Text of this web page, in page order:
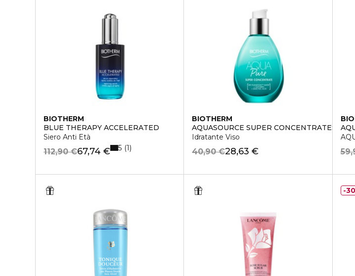
BIOTHERM
BLUE THERAPY ACCELERATED
Siero Anti Età
67,74 €
112,90 € 5 1
BIOTHERM
AQUASOURCE SUPER CONCENTRATES
Idratante Viso
28,63 €
40,90 €